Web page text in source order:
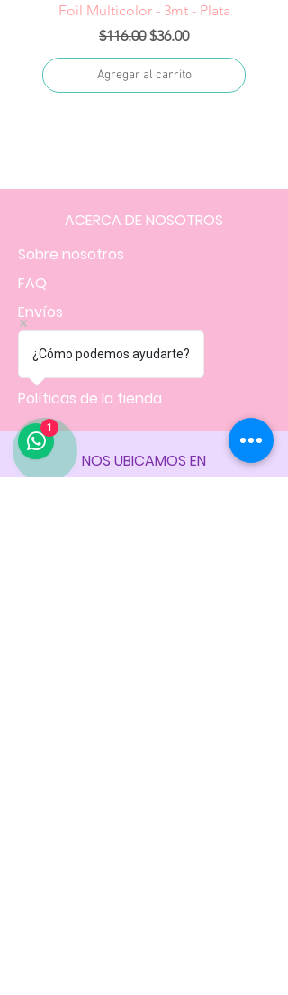
Foil Multicolor - 3mt - Plata
Precio
$116.00 Precio de oferta
$36.00
Agregar al carrito
ACERCA DE NOSOTROS
Sobre nosotros
FAQ
Envíos
Contacto
Políticas de la tienda
NOS UBICAMOS EN
¿Cómo podemos ayudarte?
1